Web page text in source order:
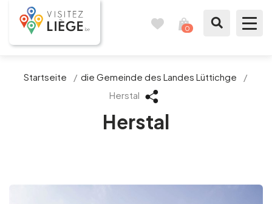
0
Wie ein Bürger von Lüttich
Startseite / die Gemeinde des Landes Lüttichge
/
Herstal
Herstal